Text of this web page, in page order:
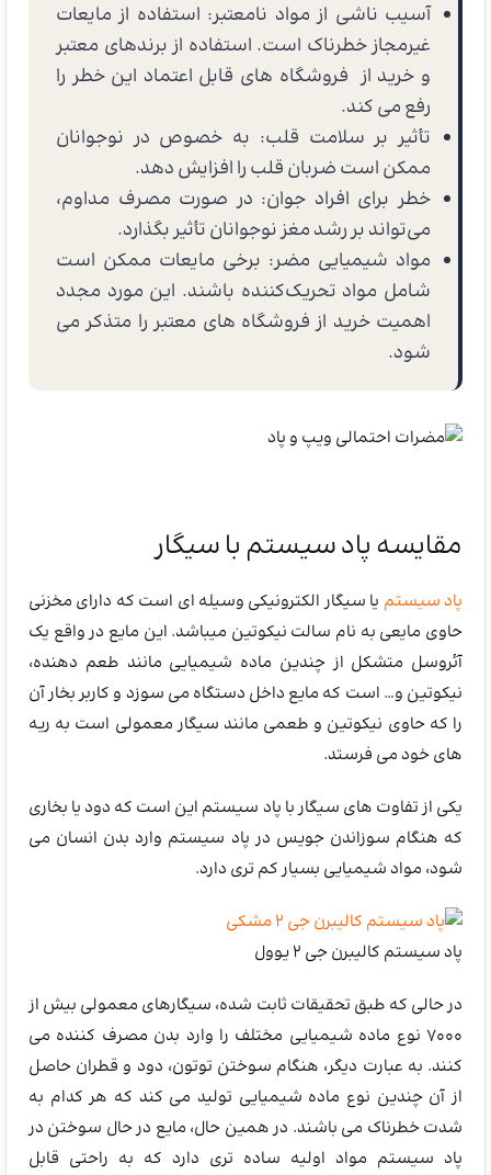
آسیب ناشی از مواد نامعتبر: استفاده از مایعات
غیرمجاز خطرناک است. استفاده از برندهای معتبر
و خرید از فروشگاه های قابل اعتماد این خطر را
رفع می کند.
تأثیر بر سلامت قلب: به خصوص در نوجوانان
ممکن است ضربان قلب را افزایش دهد.
خطر برای افراد جوان: در صورت مصرف مداوم،
می‌تواند بر رشد مغز نوجوانان تأثیر بگذارد.
مواد شیمیایی مضر: برخی مایعات ممکن است
شامل مواد تحریک‌کننده باشند. این مورد مجدد
اهمیت خرید از فروشگاه های معتبر را متذکر می
شود.
مقایسه پاد سیستم با سیگار
پاد سیستم یا سیگار الکترونیکی وسیله ای است که دارای مخزنی
حاوی مایعی به نام سالت نیکوتین میباشد. این مایع در واقع یک
آئروسل متشکل از چندین ماده شیمیایی مانند طعم دهنده،
نیکوتین و… است که مایع داخل دستگاه می سوزد و کاربر بخار آن
را که حاوی نیکوتین و طعمی مانند سیگار معمولی است به ریه
های خود می فرستد.
یکی از تفاوت های سیگار با پاد سیستم این است که دود یا بخاری
که هنگام سوزاندن جویس در پاد سیستم وارد بدن انسان می
شود، مواد شیمیایی بسیار کم تری دارد.
پاد سیستم کالیبرن جی 2 یوول
در حالی که طبق تحقیقات ثابت شده، سیگارهای معمولی بیش از
7000 نوع ماده شیمیایی مختلف را وارد بدن مصرف کننده می
کنند. به عبارت دیگر، هنگام سوختن توتون، دود و قطران حاصل
از آن چندین نوع ماده شیمیایی تولید می کند که هر کدام به
شدت خطرناک می باشند. در همین حال، مایع در حال سوختن در
پاد سیستم مواد اولیه ساده تری دارد که به راحتی قابل